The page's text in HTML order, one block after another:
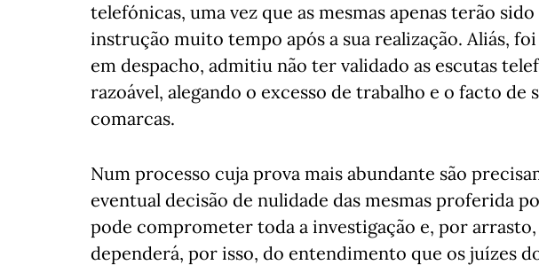
telefónicas, uma vez que as mesmas apenas terão
instrução muito tempo após a sua realização. Aliás,
em despacho, admitiu não ter validado as escutas
razoável, alegando o excesso de trabalho e o facto de
comarcas.
Num processo cuja prova mais abundante são
eventual decisão de nulidade das mesmas proferida
pode comprometer toda a investigação e, por
dependerá, por isso, do entendimento que os juízes